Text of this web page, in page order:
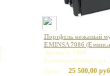
Портфель кожаный
EMINSA 7086
Артикул: 7086
Базовая единица: шт
Цена:
25 500,00